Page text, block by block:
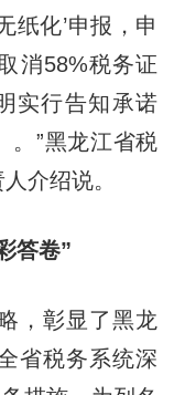
纸化’申报，申
消58%税务证
实行告知承诺
。”黑龙江省税
介绍说。
答卷”
彰显了黑龙
省税务系统深